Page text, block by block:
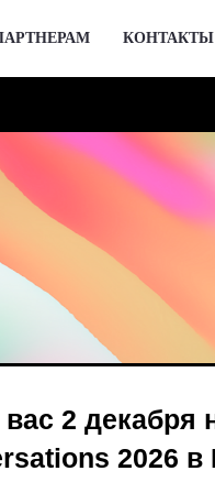
КОНТАКТЫ
Bird и опен-колл
августе
на
в Москве